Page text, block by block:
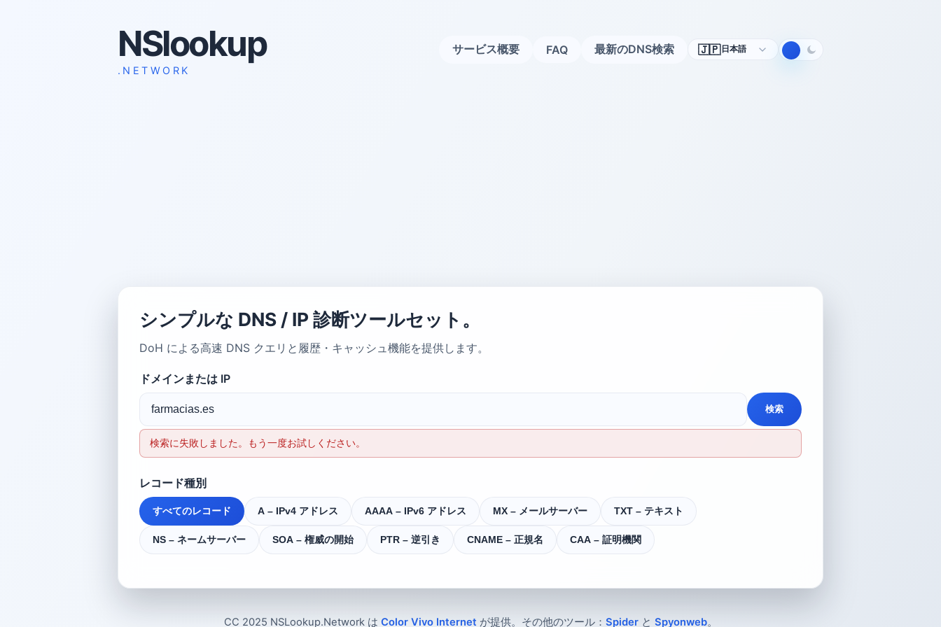
NSlookup
.NETWORK
サービス概要 FAQ 最新のDNS検索 🇯🇵日本語
シンプルな DNS / IP 診断ツールセット。
DoH による高速 DNS クエリと履歴・キャッシュ機能を提供します。
ドメインまたは IP
検索
検索に失敗しました。もう一度お試しください。
レコード種別
すべてのレコード A – IPv4 アドレス AAAA – IPv6 アドレス MX – メールサーバー TXT – テキスト
NS – ネームサーバー SOA – 権威の開始 PTR – 逆引き CNAME – 正規名 CAA – 証明機関
CC 2025 NSLookup.Network は Color Vivo Internet が提供。その他のツール： Spiderと Spyonweb。